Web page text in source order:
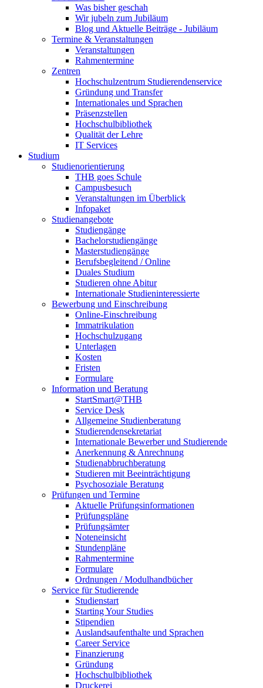
Was bisher geschah
Wir jubeln zum Jubiläum
Blog und Aktuelle Beiträge - Jubiläum
Termine & Veranstaltungen
Veranstaltungen
Rahmentermine
Zentren
Hochschulzentrum Studierendenservice
Gründung und Transfer
Internationales und Sprachen
Präsenzstellen
Hochschulbibliothek
Qualität der Lehre
IT Services
Studium
Studienorientierung
THB goes Schule
Campusbesuch
Veranstaltungen im Überblick
Infopaket
Studienangebote
Studiengänge
Bachelorstudiengänge
Masterstudiengänge
Berufsbegleitend / Online
Duales Studium
Studieren ohne Abitur
Internationale Studieninteressierte
Bewerbung und Einschreibung
Online-Einschreibung
Immatrikulation
Hochschulzugang
Unterlagen
Kosten
Fristen
Formulare
Information und Beratung
StartSmart@THB
Service Desk
Allgemeine Studienberatung
Studierendensekretariat
Internationale Bewerber und Studierende
Anerkennung & Anrechnung
Studienabbruchberatung
Studieren mit Beeinträchtigung
Psychosoziale Beratung
Prüfungen und Termine
Aktuelle Prüfungsinformationen
Prüfungspläne
Prüfungsämter
Noteneinsicht
Stundenpläne
Rahmentermine
Formulare
Ordnungen / Modulhandbücher
Service für Studierende
Studienstart
Starting Your Studies
Stipendien
Auslandsaufenthalte und Sprachen
Career Service
Finanzierung
Gründung
Hochschulbibliothek
Druckerei